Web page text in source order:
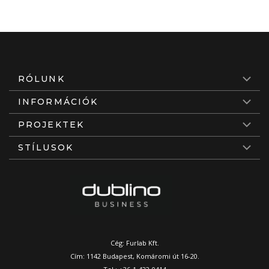
RÓLUNK
INFORMÁCIÓK
PROJEKTEK
STÍLUSOK
Cég: Furlab Kft.
Cím: 1142 Budapest, Komáromi út 16-20.